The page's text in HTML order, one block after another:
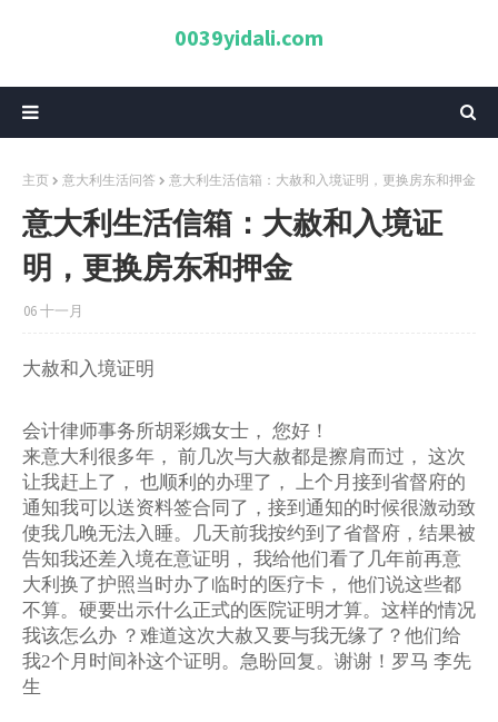
0039yidali.com
主页 意大利生活问答 意大利生活信箱：大赦和入境证明，更换房东和押金
意大利生活信箱：大赦和入境证
明，更换房东和押金
06 十一月
大赦和入境证明
会计律师事务所胡彩娥女士， 您好！
来意大利很多年， 前几次与大赦都是擦肩而过， 这次
让我赶上了， 也顺利的办理了， 上个月接到省督府的
通知我可以送资料签合同了，接到通知的时候很激动致
使我几晚无法入睡。几天前我按约到了省督府， 结果被
告知我还差入境在意证明， 我给他们看了几年前再意
大利换了护照当时办了临时的医疗卡， 他们说这些都
不算。硬要出示什么正式的医院证明才算。这样的情况
我该怎么办 ？难道这次大赦又要与我无缘了？他们给
我2个月时间补这个证明。急盼回复。谢谢！罗马 李先
生